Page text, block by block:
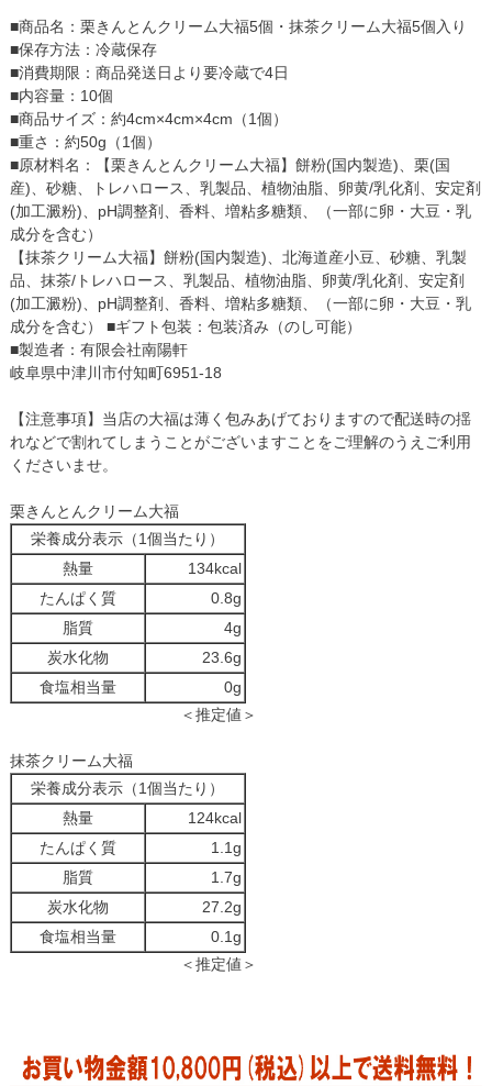
■商品名：栗きんとんクリーム大福5個・抹茶クリーム大福5個入り
■保存方法：冷蔵保存
■消費期限：商品発送日より要冷蔵で4日
■内容量：10個
■商品サイズ：約4cm×4cm×4cm（1個）
■重さ：約50g（1個）
■原材料名：【栗きんとんクリーム大福】餅粉(国内製造)、栗(国
産)、砂糖、トレハロース、乳製品、植物油脂、卵黄/乳化剤、安定剤
(加工澱粉)、pH調整剤、香料、増粘多糖類、（一部に卵・大豆・乳
成分を含む）
【抹茶クリーム大福】餅粉(国内製造)、北海道産小豆、砂糖、乳製
品、抹茶/トレハロース、乳製品、植物油脂、卵黄/乳化剤、安定剤
(加工澱粉)、pH調整剤、香料、増粘多糖類、（一部に卵・大豆・乳
成分を含む） ■ギフト包装：包装済み（のし可能）
■製造者：有限会社南陽軒
岐阜県中津川市付知町6951-18
【注意事項】当店の大福は薄く包みあげておりますので配送時の揺
れなどで割れてしまうことがございますことをご理解のうえご利用
くださいませ。
栗きんとんクリーム大福
栄養成分表示（1個当たり）
熱量
134kcal
たんぱく質
0.8g
脂質
4g
炭水化物
23.6g
食塩相当量
0g
＜推定値＞
抹茶クリーム大福
栄養成分表示（1個当たり）
熱量
124kcal
たんぱく質
1.1g
脂質
1.7g
炭水化物
27.2g
食塩相当量
0.1g
＜推定値＞